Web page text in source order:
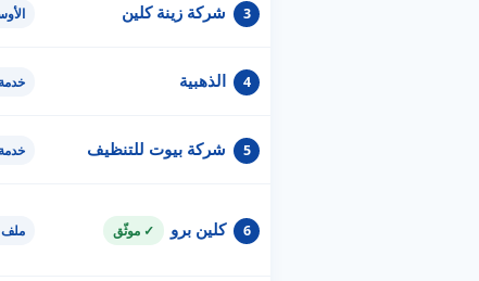
3 شركة زينة كلين
4 الذهبية
5 شركة بيوت للتنظيف
6 كلين برو ✓ موثّق ملف